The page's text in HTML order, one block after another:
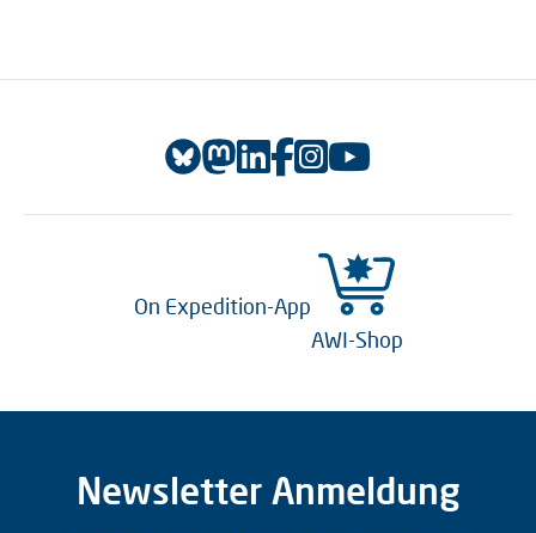
On Expedition-App
AWI-Shop
Newsletter Anmeldung